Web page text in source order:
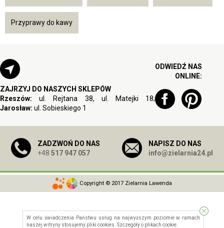
Przyprawy do kawy
ZAJRZYJ DO NASZYCH SKLEPÓW
Rzeszów: ul. Rejtana 38, ul. Matejki 18;
Jarosław: ul. Sobieskiego 1
ODWIEDŹ NAS
ONLINE:
ZADZWOŃ DO NAS
+48 517 947 057
NAPISZ DO NAS
info@zielarnia24.pl
Copyright © 2017 Zielarnia Lawenda
W celu świadczenia Państwu usług na najwyższym poziomie w ramach
naszej witryny stosujemy pliki cookies. Szczegóły o plikach cookie.